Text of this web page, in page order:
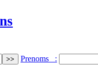
Prenoms :